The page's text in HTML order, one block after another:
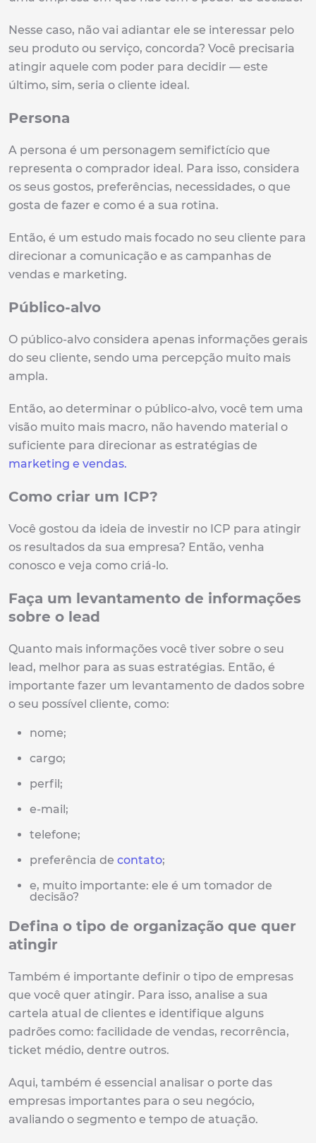
Nesse caso, não vai adiantar ele se interessar pelo
seu produto ou serviço, concorda? Você precisaria
atingir aquele com poder para decidir — este
último, sim, seria o cliente ideal.
Persona
A persona é um personagem semifictício que
representa o comprador ideal. Para isso, considera
os seus gostos, preferências, necessidades, o que
gosta de fazer e como é a sua rotina.
Então, é um estudo mais focado no seu cliente para
direcionar a comunicação e as campanhas de
vendas e marketing.
Público-alvo
O público-alvo considera apenas informações gerais
do seu cliente, sendo uma percepção muito mais
ampla.
Então, ao determinar o público-alvo, você tem uma
visão muito mais macro, não havendo material o
suficiente para direcionar as estratégias de
marketing e vendas.
Como criar um ICP?
Você gostou da ideia de investir no ICP para atingir
os resultados da sua empresa? Então, venha
conosco e veja como criá-lo.
Faça um levantamento de informações
sobre o lead
Quanto mais informações você tiver sobre o seu
lead, melhor para as suas estratégias. Então, é
importante fazer um levantamento de dados sobre
o seu possível cliente, como:
nome;
cargo;
perfil;
e-mail;
telefone;
preferência de contato;
e, muito importante: ele é um tomador de
decisão?
Defina o tipo de organização que quer
atingir
Também é importante definir o tipo de empresas
que você quer atingir. Para isso, analise a sua
cartela atual de clientes e identifique alguns
padrões como: facilidade de vendas, recorrência,
ticket médio, dentre outros.
Aqui, também é essencial analisar o porte das
empresas importantes para o seu negócio,
avaliando o segmento e tempo de atuação.